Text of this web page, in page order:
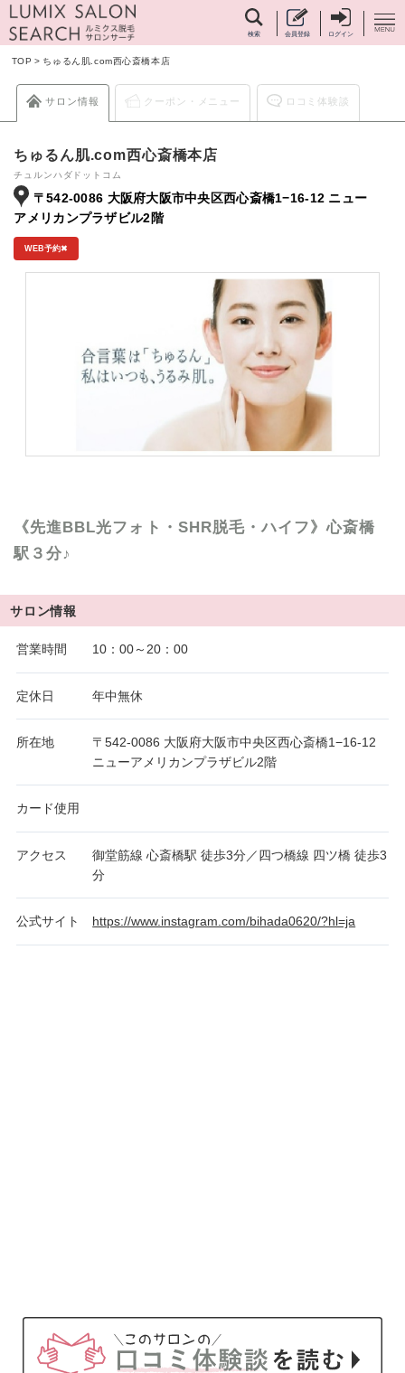
検索 会員登録 ログイン
TOP > ちゅるん肌.com西心斎橋本店
サロン情報 クーポン・メニュー ロコミ体験談
ちゅるん肌.com西心斎橋本店
チュルンハダドットコム
〒542-0086 大阪府大阪市中央区西心斎橋1−16-12 ニュー
アメリカンプラザビル2階
WEB予約✖
《先進BBL光フォト・SHR脱毛・ハイフ》心斎橋
駅３分♪
サロン情報
営業時間 10：00～20：00
定休日 年中無休
所在地
〒542-0086 大阪府大阪市中央区西心斎橋1−16-12
ニューアメリカンプラザビル2階
カード使用
アクセス
御堂筋線 心斎橋駅 徒歩3分／四つ橋線 四ツ橋 徒歩3
分
公式サイト https://www.instagram.com/bihada0620/?hl=ja